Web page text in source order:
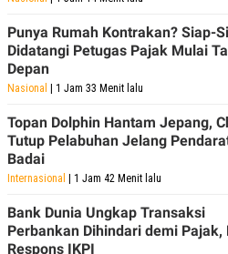
Punya Rumah Kontrakan? Siap-
Didatangi Petugas Pajak Mulai
Depan
Nasional | 1 Jam 33 Menit lalu
Topan Dolphin Hantam Jepang,
Tutup Pelabuhan Jelang
Badai
Internasional | 1 Jam 42 Menit lalu
Bank Dunia Ungkap Transaksi
Perbankan Dihindari demi Pajak,
Respons IKPI